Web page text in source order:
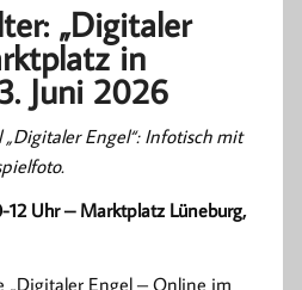
„Digitaler
in
Juni 2026
„Digitaler Engel“: Infotisch mit
12 Uhr – Marktplatz Lüneburg,
„Digitaler Engel – Online im